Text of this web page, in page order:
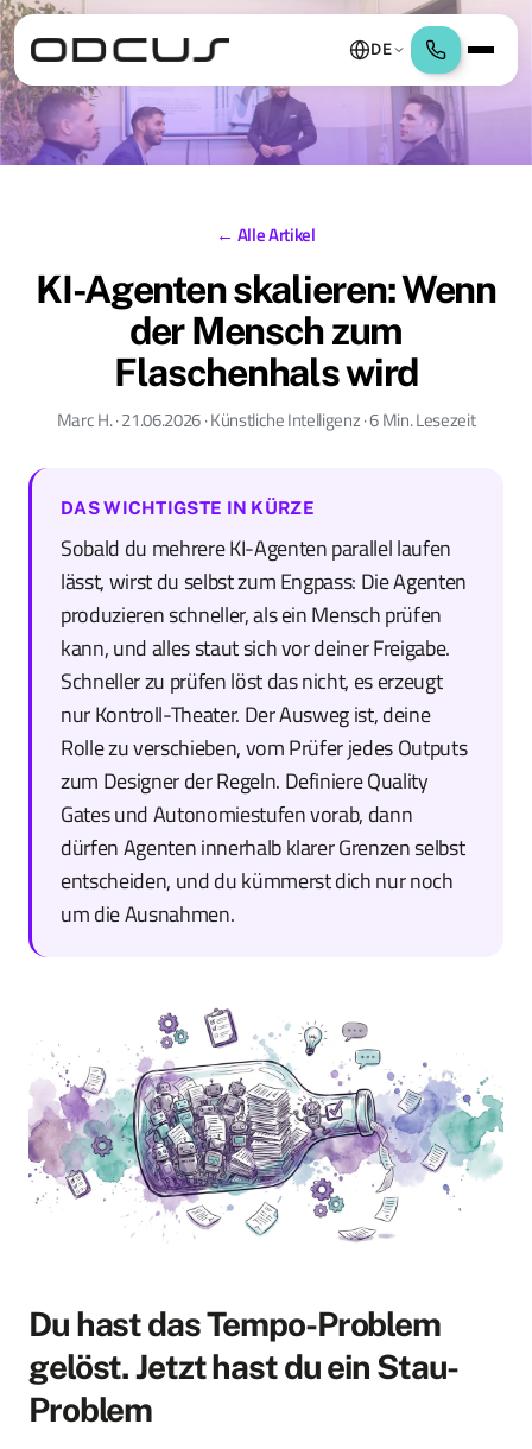
DE
← Alle Artikel
KI-Agenten skalieren: Wenn
der Mensch zum
Flaschenhals wird
Marc H. · 21.06.2026 · Künstliche Intelligenz · 6 Min. Lesezeit
DAS WICHTIGSTE IN KÜRZE
Sobald du mehrere KI-Agenten parallel laufen
lässt, wirst du selbst zum Engpass: Die Agenten
produzieren schneller, als ein Mensch prüfen
kann, und alles staut sich vor deiner Freigabe.
Schneller zu prüfen löst das nicht, es erzeugt
nur Kontroll-Theater. Der Ausweg ist, deine
Rolle zu verschieben, vom Prüfer jedes Outputs
zum Designer der Regeln. Definiere Quality
Gates und Autonomiestufen vorab, dann
dürfen Agenten innerhalb klarer Grenzen selbst
entscheiden, und du kümmerst dich nur noch
um die Ausnahmen.
Du hast das Tempo-Problem
gelöst. Jetzt hast du ein Stau-
Problem